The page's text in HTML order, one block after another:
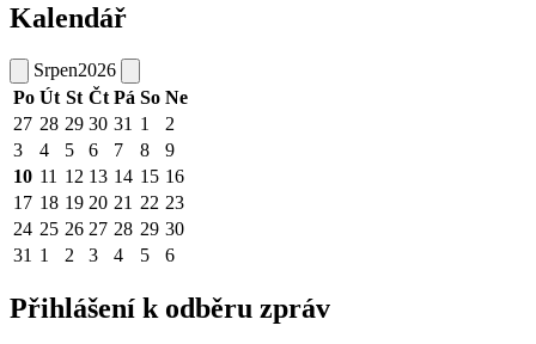
Kalendář
Srpen2026
Po Út St Čt Pá So Ne
27 28 29 30 31 1
2
3
4 5 6 7 8
9
10 11 12 13 14 15 16
17 18 19 20 21 22 23
24 25 26 27 28 29 30
31 1 2 3 4 5 6
Přihlášení k odběru zpráv